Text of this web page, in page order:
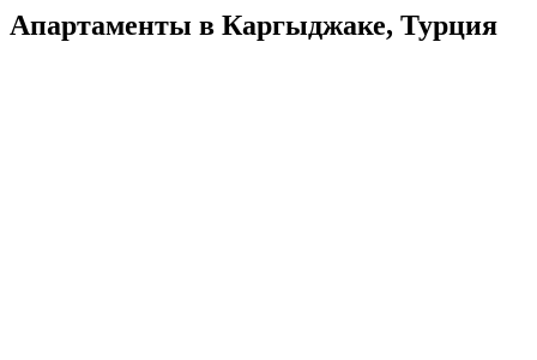
Апартаменты в Каргыджаке, Турция